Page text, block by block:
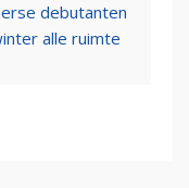
debutanten
alle ruimte